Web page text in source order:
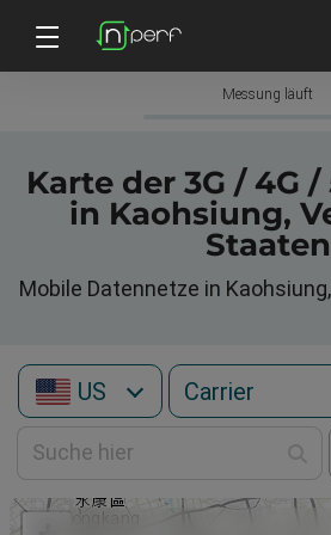
Messung läuft
Karte der 3G / 4G
in Kaohsiung,
Staaten
Mobile Datennetze in
US